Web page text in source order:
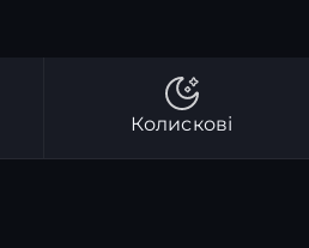
Колискові